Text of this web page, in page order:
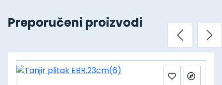
Preporučeni proizvodi